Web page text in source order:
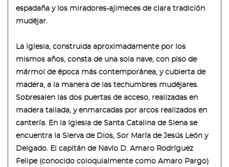
espadaña y los miradores-ajimeces de clara tradición
mudéjar.
La iglesia, construida aproximadamente por los
mismos años, consta de una sola nave, con piso de
mármol de época más contemporánea, y cubierta de
madera, a la manera de las techumbres mudéjares.
Sobresalen las dos puertas de acceso, realizadas en
madera tallada, y enmarcadas por arcos realizados en
cantería. En la Iglesia de Santa Catalina de Siena se
encuentra la Sierva de Dios, Sor María de Jesús León y
Delgado. El capitán de Navío D. Amaro Rodríguez
Felipe (conocido coloquialmente como Amaro Pargo)